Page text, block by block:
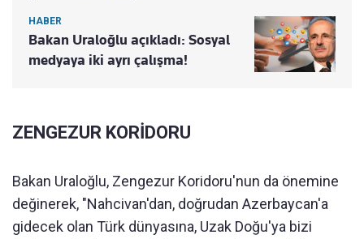
HABER
Bakan Uraloğlu açıkladı: Sosyal
medyaya iki ayrı çalışma!
ZENGEZUR KORİDORU
Bakan Uraloğlu, Zengezur Koridoru'nun da önemine
değinerek, "Nahcivan'dan, doğrudan Azerbaycan'a
gidecek olan Türk dünyasına, Uzak Doğu'ya bizi